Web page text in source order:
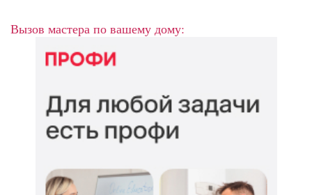
Вызов мастера по вашему дому: